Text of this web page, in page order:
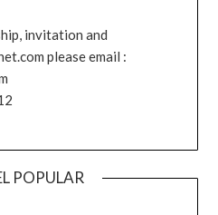
invitation and
please email :
POPULAR